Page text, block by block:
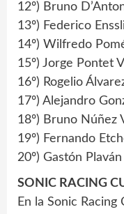
12º) Bruno
13º) Federico
14º) Wilfredo
15º) Jorge Pontet
16º) Rogelio
17º) Alejandro
18º) Bruno Núñez
19º) Fernando
20º) Gastón
SONIC RACING
En la Sonic